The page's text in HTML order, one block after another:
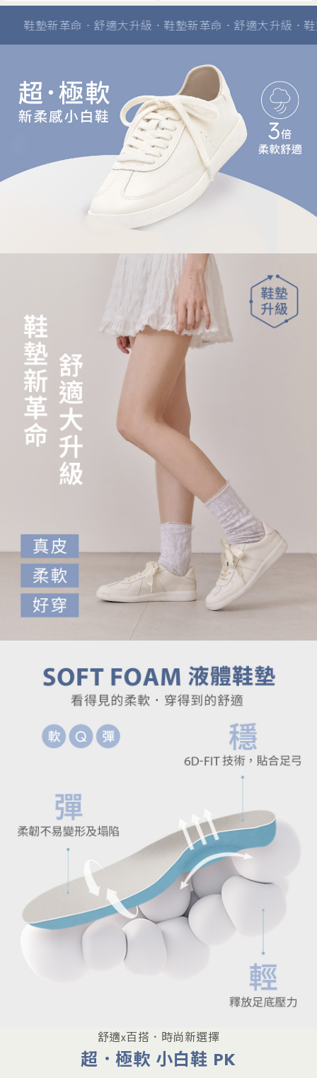
．舒適大升級．鞋墊新革命．舒適大升級．鞋墊新革命．
舒適x百搭．時尚新選擇
超．極軟 小白鞋 PK